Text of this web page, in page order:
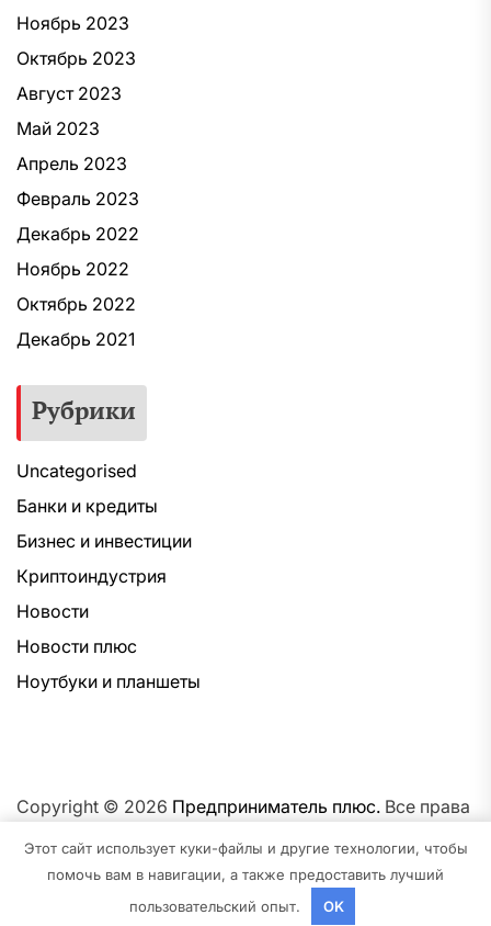
Ноябрь 2023
Октябрь 2023
Август 2023
Май 2023
Апрель 2023
Февраль 2023
Декабрь 2022
Ноябрь 2022
Октябрь 2022
Декабрь 2021
Рубрики
Uncategorised
Банки и кредиты
Бизнес и инвестиции
Криптоиндустрия
Новости
Новости плюс
Ноутбуки и планшеты
Copyright © 2026 Предприниматель плюс. Все права
платформеWordPress.
Этот сайт использует куки-файлы и другие технологии, чтобы
помочь вам в навигации, а также предоставить лучший
пользовательский опыт.
OK